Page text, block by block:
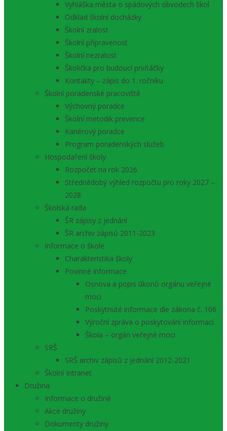
Vyhláška města o spádových obvodech škol
Odklad školní docházky
Školní zralost
Školní připravenost
Školní nezralost
Školička pro budoucí prvňáčky
Kontakty – zápis do 1. ročníku
Školní poradenské pracoviště
Výchovný poradce
Školní metodik prevence
Kariérový poradce
Program poradenských služeb
Hospodaření školy
Rozpočet na rok 2026
Střednědobý výhled rozpočtu pro roky 2027 –
2028
Školská rada
ŠR zápisy z jednání
ŠR archiv zápisů 2011-2023
Informace o škole
Charakteristika školy
Povinné informace
Osnova a popis úkonů orgánu veřejné
moci
Poskytnuté informace dle zákona č. 106
Výroční zpráva o poskytování informací
Škola – orgán veřejné moci
SRŠ
SRŠ archiv zápisů z jednání 2012-2021
Školní Intranet
Družina
Informace o družině
Akce družiny
Dokumenty družiny